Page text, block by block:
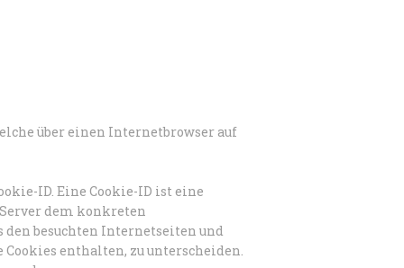
über einen Internetbrowser auf
ID. Eine Cookie-ID ist eine
dem konkreten
den besuchten Internetseiten und
enthalten, zu unterscheiden.